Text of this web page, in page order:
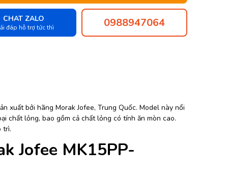
CHAT ZALO
đáp hỗ trợ tức thì 0988947064
xuất bởi hãng Morak Jofee, Trung Quốc. Model này nổi
chất lỏng, bao gồm cả chất lỏng có tính ăn mòn cao.
trì.
Jofee MK15PP-